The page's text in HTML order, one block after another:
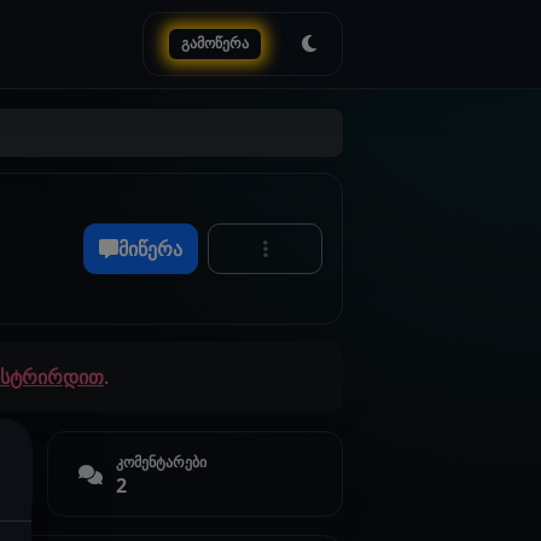
გამოწერა
მიწერა
.
კომენტარები
2